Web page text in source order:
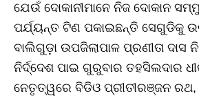
ଯେଉଁ ଦୋକାନୀମାନେ ନିଜ ଦୋକାନ
ପର୍ଯ୍ୟନ୍ତ ଟିଣ ପକାଇଛନ୍ତି ସେଗୁଡିକୁ
ବାଲିଗୁଡ଼ା ଉପଜିଲାପାଳ ପ୍ରଣୀତା ଦାସ
ନିର୍ଦ୍ଦେଶ ପାଇ ଗୁରୁବାର ତହସିଲଦାର
ନେତୃତ୍ୱରେ ବିଡିଓ ପ୍ରୀତୀରଞ୍ଜନ